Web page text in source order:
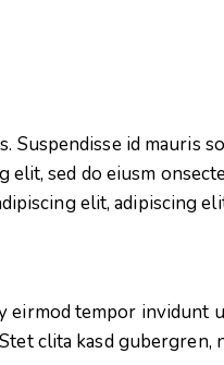
id mauris
sed do eiusm
elit, adipiscing
tempor invidunt
clita kasd gubergren,